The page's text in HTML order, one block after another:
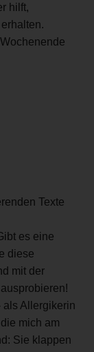
hilft,
Texte
es eine
diese
mit der
als Allergikerin
mich am
Sie klappen